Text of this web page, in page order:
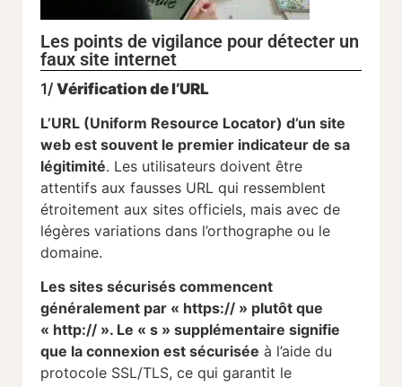
Les points de vigilance pour détecter un
faux site internet
1/ Vérification de l’URL
L’URL (Uniform Resource Locator) d’un site
web est souvent le premier indicateur de sa
légitimité. Les utilisateurs doivent être
attentifs aux fausses URL qui ressemblent
étroitement aux sites officiels, mais avec de
légères variations dans l’orthographe ou le
domaine.
Les sites sécurisés commencent
généralement par « https:// » plutôt que
« http:// ». Le « s » supplémentaire signifie
que la connexion est sécurisée à l’aide du
protocole SSL/TLS, ce qui garantit le